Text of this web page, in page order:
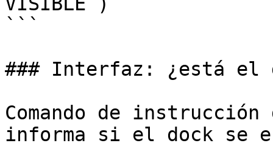
```
### Interfaz: ¿está el
Comando de
informa si el dock se